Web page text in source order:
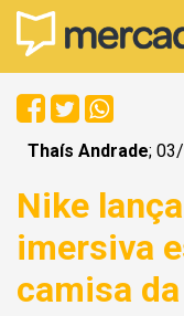
Thaís Andrade;
Nike
imersiva
camisa